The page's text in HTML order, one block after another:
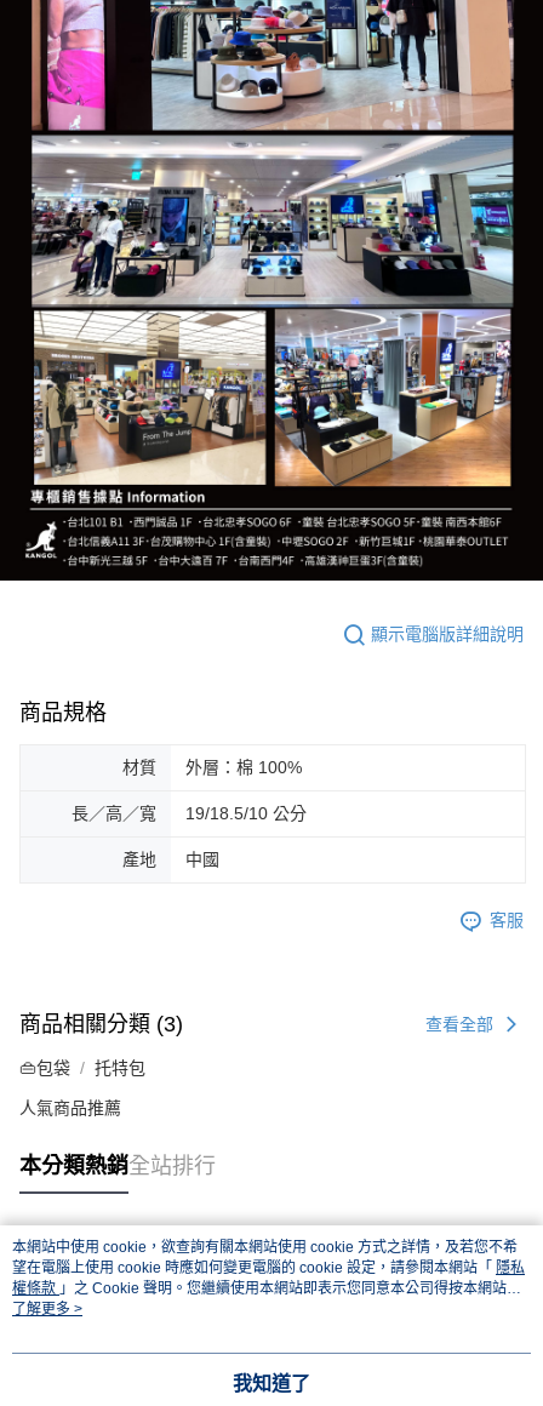
顯示電腦版詳細說明
商品規格
材質 外層：棉 100%
長／高／寬 19/18.5/10 公分
產地 中國
客服
商品相關分類 (3) 查看全部
👜包袋 托特包
人氣商品推薦
本分類熱銷全站排行
熱門標籤
本網站中使用 cookie，欲查詢有關本網站使用 cookie 方式之詳情，及若您不希
望在電腦上使用 cookie 時應如何變更電腦的 cookie 設定，請參閱本網站「 隱私
權條款 」之 Cookie 聲明。您繼續使用本網站即表示您同意本公司得按本網站使
用條款之 Cookie 聲明使用 cookie。
了解更多 >
我知道了